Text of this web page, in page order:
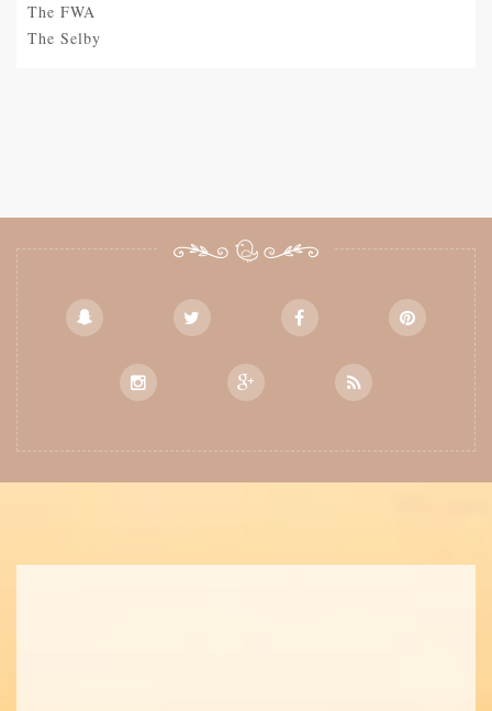
The FWA
The Selby